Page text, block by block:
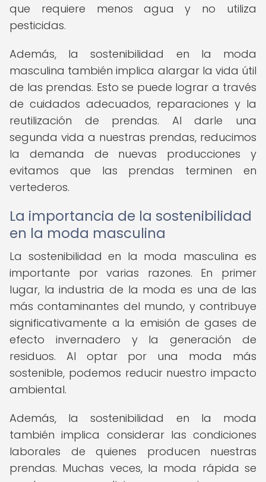
que requiere menos agua y no utiliza
pesticidas.
Además, la sostenibilidad en la moda
masculina también implica alargar la vida útil
de las prendas. Esto se puede lograr a través
de cuidados adecuados, reparaciones y la
reutilización de prendas. Al darle una
segunda vida a nuestras prendas, reducimos
la demanda de nuevas producciones y
evitamos que las prendas terminen en
vertederos.
La importancia de la sostenibilidad
en la moda masculina
La sostenibilidad en la moda masculina es
importante por varias razones. En primer
lugar, la industria de la moda es una de las
más contaminantes del mundo, y contribuye
significativamente a la emisión de gases de
efecto invernadero y la generación de
residuos. Al optar por una moda más
sostenible, podemos reducir nuestro impacto
ambiental.
Además, la sostenibilidad en la moda
también implica considerar las condiciones
laborales de quienes producen nuestras
prendas. Muchas veces, la moda rápida se